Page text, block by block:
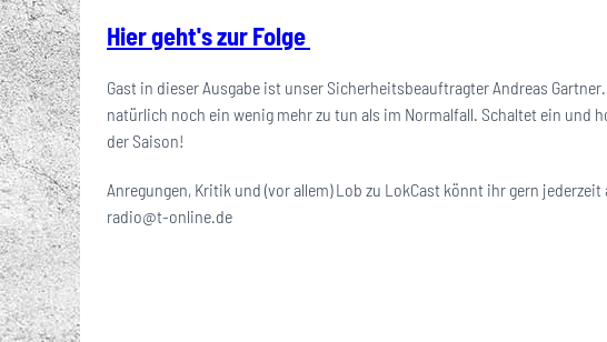
Hier geht's zur Folge
Gast in dieser Ausgabe ist unser Sicherheitsbeauftragter Andreas
natürlich noch ein wenig mehr zu tun als im Normalfall. Schaltet ein und
der Saison!
Anregungen, Kritik und (vor allem) Lob zu LokCast könnt ihr gern
radio@t-online.de